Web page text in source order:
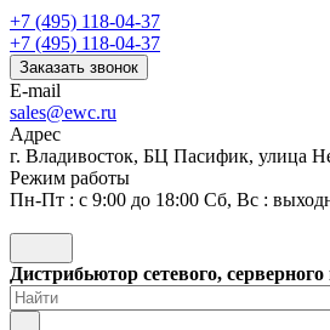
+7 (495) 118-04-37
+7 (495) 118-04-37
Заказать звонок
E-mail
sales@ewc.ru
Адрес
г. Владивосток, БЦ Пасифик, улица
Режим работы
Пн-Пт : с 9:00 до 18:00 Сб, Вс :
Дистрибьютор сетевого,